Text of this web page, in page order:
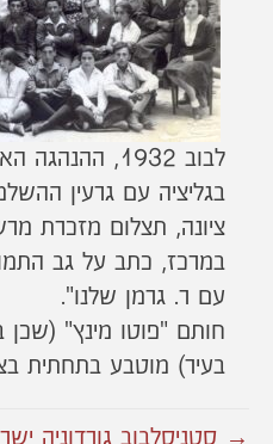
לבוב 1932,
בגליציה עם גרעין
ציונה, תצלום מזכרת
במרכז, כתב על גב
עם ר. גרמן שלנו".
בעיר) מוטבע בתחתית
→ סטניסלבוב גורדוניה